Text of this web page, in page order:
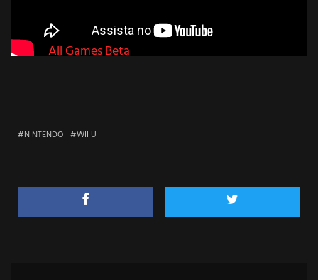
Fonte: All Games Beta
NINTENDO WII U